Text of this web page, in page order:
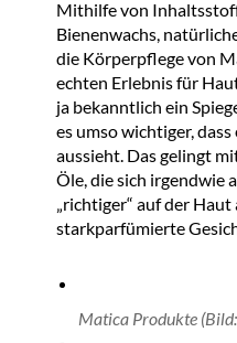
Mithilfe von
Bienenwachs,
die Körperpflege von
echten Erlebnis für
ja bekanntlich ein
es umso wichtiger,
aussieht. Das gelingt
Öle, die sich irgendwie
„richtiger“ auf der Haut
starkparfümierte
Matica Produkte